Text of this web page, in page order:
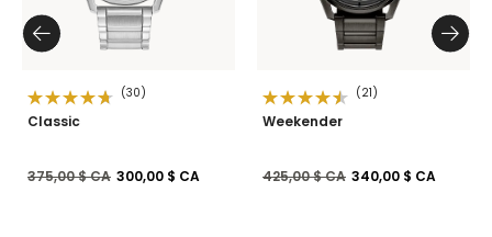
(30)
Classic
Prix réduit de
375,00 $ CAà300,00 $ CA
(21)
Weekender
Prix réduit de
425,00 $ CAà340,00 $ CA